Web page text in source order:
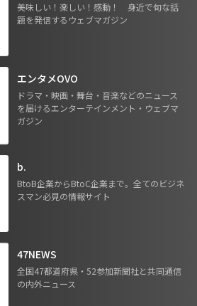
美味しい！楽しい！感動！ 身近で旬な話
題を発信するウェブマガジン
エンタメOVO
ドラマ・映画・舞台・音楽などのニュース
を届けるエンターテインメント・ウェブマ
ガジン
b.
BtoB企業からBtoC企業まで。全てのビジネ
スマン必見の情報サイト
47NEWS
全国47都道府県・52参加新聞社と共同通信
の内外ニュース